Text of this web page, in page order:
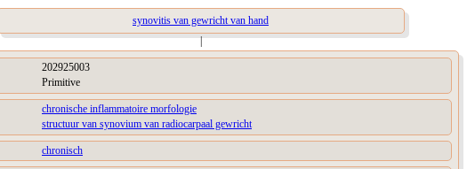
synovitis van gewricht van hand
|
202925003
Primitive
chronische inflammatoire morfologie
structuur van synovium van radiocarpaal gewricht
chronisch